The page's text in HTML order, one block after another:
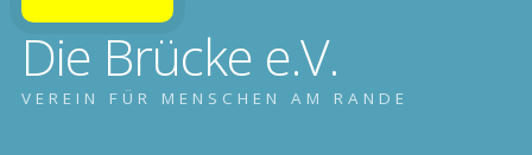
Die Brücke e.V.
VEREIN FÜR MENSCHEN AM RANDE